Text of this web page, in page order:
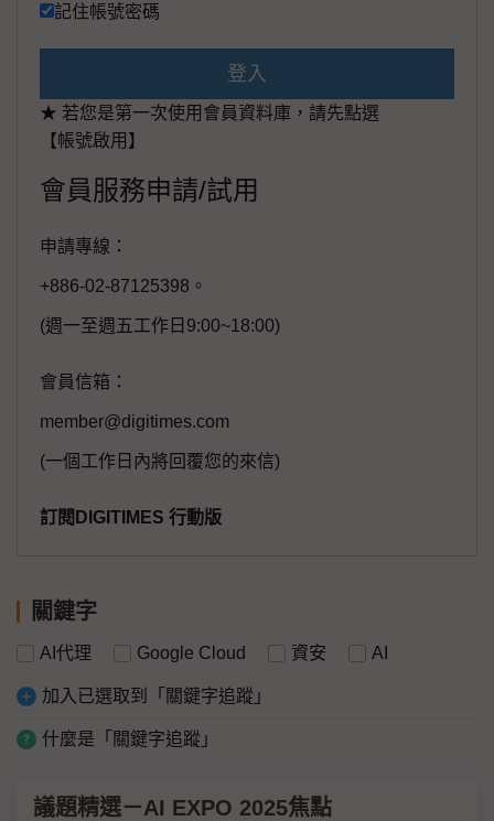
記住帳號密碼
登入
★ 若您是第一次使用會員資料庫，請先點選
【帳號啟用】
會員服務申請/試用
申請專線：
+886-02-87125398。
(週一至週五工作日9:00~18:00)
會員信箱：
member@digitimes.com
(一個工作日內將回覆您的來信)
訂閱DIGITIMES 行動版
關鍵字
AI代理 Google Cloud 資安 AI
加入已選取到「關鍵字追蹤」
什麼是「關鍵字追蹤」
議題精選－AI EXPO 2025焦點